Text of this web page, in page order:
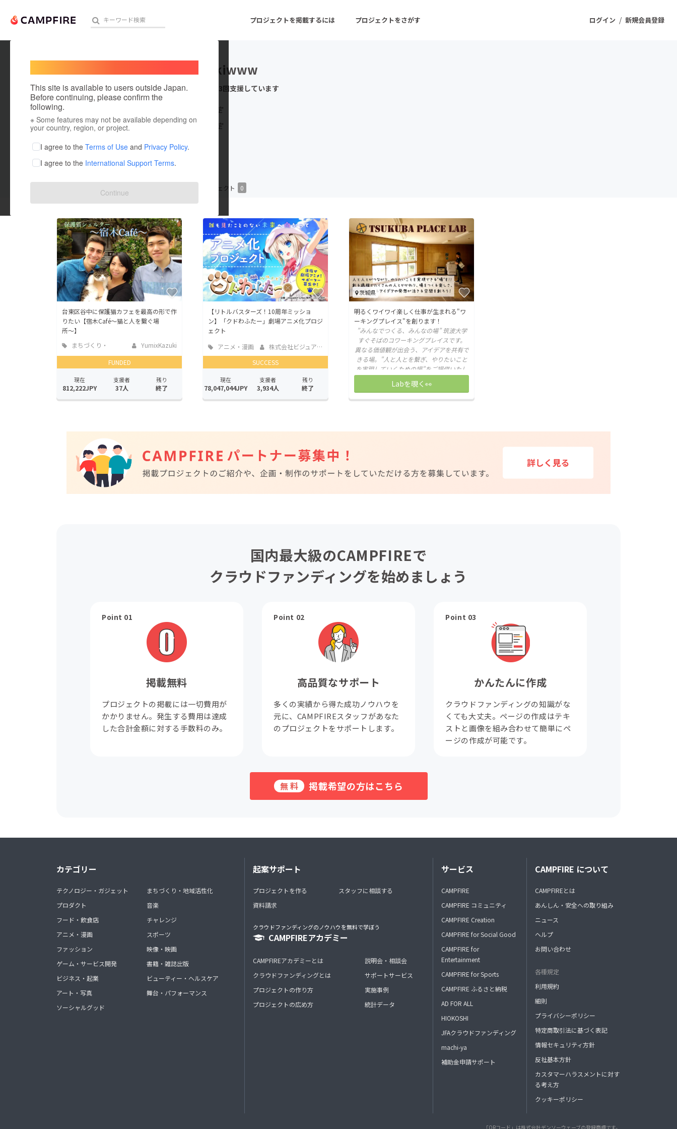
ログイン / 新規会員登録
プロジェクトを掲載するには プロジェクトをさがす
人気のプロジェクト 注目のリターン 注目の新着プロジェクト
アート・写真
テクノロジー・ガジェット
映像・映画
ビジネス・起業
チャレンジ
まちづくり・地域活性化
CAMPFIRE for Social Good
CAMPFIRE Creation
CAMPFIREふるさと納税
machi-ya コミュニティ
This site is available to users outside Japan.
Before continuing, please confirm the
following.
※ Some features may not be available depending on
your country, region, or project.
I agree to the Terms of Use and Privacy Policy.
I agree to the International Support Terms.
Continue
takayukiwww
これまでに3回支援しています
在住国：未設定
出身国：未設定
プロジェクト 0
台東区谷中に保護猫カフェを最高の形で作
りたい【宿木Café〜猫と人を繋ぐ場
所〜】
まちづくり・
YumixKazuki
FUNDED
現在
812,222JPY
支援者
37人
残り
終了
【リトルバスターズ！10周年ミッショ
ン】「クドわふたー」劇場アニメ化プロジ
ェクト
アニメ・漫画
株式会社ビジュアルアーツ
SUCCESS
現在
78,047,044JPY
支援者
3,934人
残り
終了
茨城県
明るくワイワイ楽しく仕事が生まれる"ワ
ーキングプレイス"を創ります！
”みんなでつくる、みんなの場” 筑波大学
すぐそばのコワーキングプレイスです。
異なる価値観が出会う、アイデアを共有で
きる場。"人と人とを繋ぎ、やりたいこと
を実現していくための場"をご提供いたし
Labを覗く👀
国内最大級のCAMPFIREで
クラウドファンディングを始めましょう
Point 01
掲載無料
プロジェクトの掲載には一切費用が
かかりません。発生する費用は達成
した合計金額に対する手数料のみ。
Point 02
高品質なサポート
多くの実績から得た成功ノウハウを
元に、CAMPFIREスタッフがあなた
のプロジェクトをサポートします。
Point 03
かんたんに作成
クラウドファンディングの知識がな
くても大丈夫。ページの作成はテキ
ストと画像を組み合わせて簡単にペ
ージの作成が可能です。
無料 掲載希望の方はこちら
カテゴリー
テクノロジー・ガジェット
プロダクト
フード・飲食店
アニメ・漫画
ファッション
ゲーム・サービス開発
ビジネス・起業
アート・写真
ソーシャルグッド
まちづくり・地域活性化
音楽
チャレンジ
スポーツ
映像・映画
書籍・雑誌出版
ビューティー・ヘルスケア
舞台・パフォーマンス
起案サポート
プロジェクトを作る
資料請求
スタッフに相談する
クラウドファンディングのノウハウを無料で学ぼう
CAMPFIREアカデミー
CAMPFIREアカデミーとは
クラウドファンディングとは
プロジェクトの作り方
プロジェクトの広め方
説明会・相談会
サポートサービス
実施事例
統計データ
サービス
CAMPFIRE
CAMPFIRE コミュニティ
CAMPFIRE Creation
CAMPFIRE for Social Good
CAMPFIRE for
Entertainment
CAMPFIRE for Sports
CAMPFIRE ふるさと納税
AD FOR ALL
HIOKOSHI
JFAクラウドファンディング
machi-ya
補助金申請サポート
CAMPFIRE について
CAMPFIREとは
あんしん・安全への取り組み
ニュース
ヘルプ
お問い合わせ
各種規定
利用規約
細則
プライバシーポリシー
特定商取引法に基づく表記
情報セキュリティ方針
反社基本方針
カスタマーハラスメントに対す
る考え方
クッキーポリシー
「QRコード」は株式会社デンソーウェーブの登録商標です。